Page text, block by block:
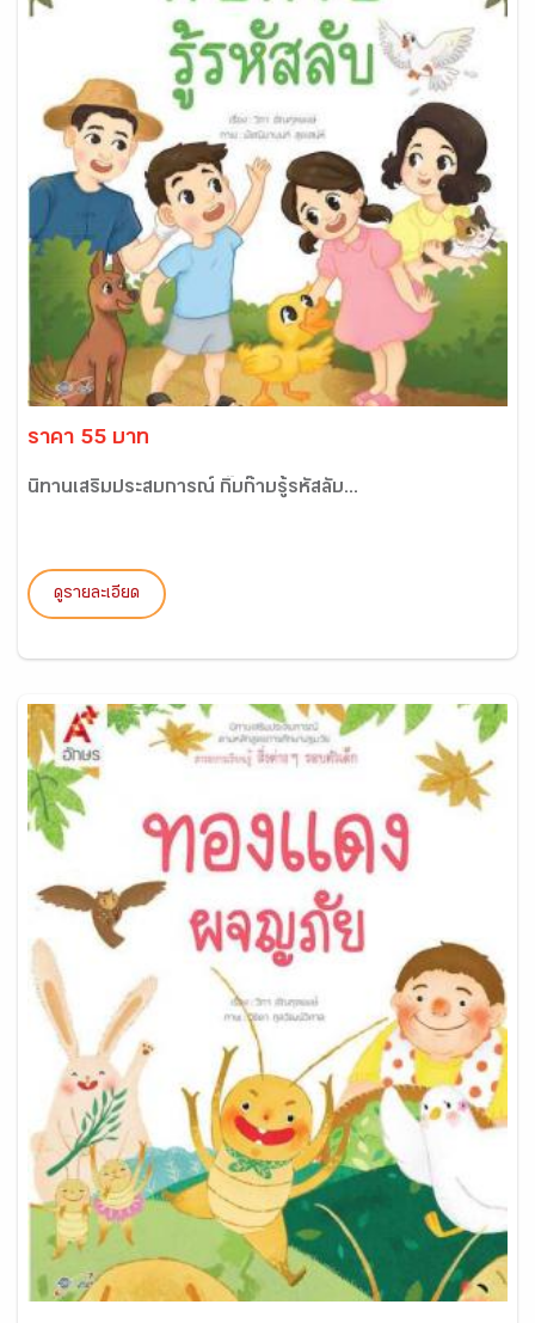
ราคา 55 บาท
นิทานเสริมประสบการณ์ กิ๊บก๊าบรู้รหัสลับ...
ดูรายละเอียด